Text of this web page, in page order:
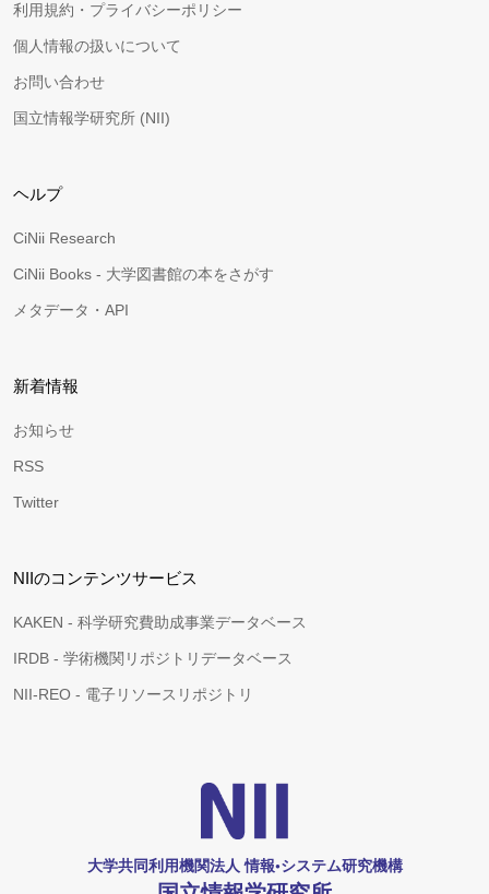
利用規約・プライバシーポリシー
個人情報の扱いについて
お問い合わせ
国立情報学研究所 (NII)
ヘルプ
CiNii Research
CiNii Books - 大学図書館の本をさがす
メタデータ・API
新着情報
お知らせ
RSS
Twitter
NIIのコンテンツサービス
KAKEN - 科学研究費助成事業データベース
IRDB - 学術機関リポジトリデータベース
NII-REO - 電子リソースリポジトリ
大学共同利用機関法人 情報•システム研究機構